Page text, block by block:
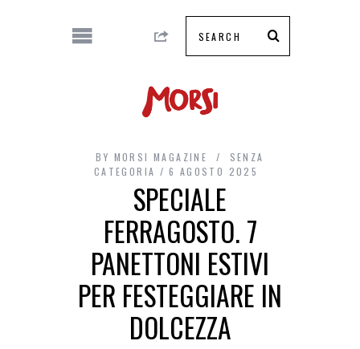
BY MORSI MAGAZINE
SENZA
CATEGORIA
6 AGOSTO 2025
SPECIALE
FERRAGOSTO. 7
PANETTONI ESTIVI
PER FESTEGGIARE IN
DOLCEZZA